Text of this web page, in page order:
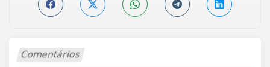
Comentários